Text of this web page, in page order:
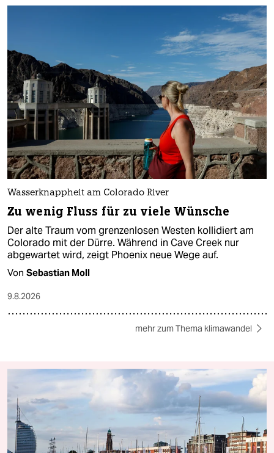
Wasserknappheit am Colorado River
Zu wenig Fluss für zu viele Wünsche
Der alte Traum vom grenzenlosen Westen kollidiert am
Colorado mit der Dürre. Während in Cave Creek nur
abgewartet wird, zeigt Phoenix neue Wege auf.
Von Sebastian Moll
9.8.2026
mehr zum Thema klimawandel